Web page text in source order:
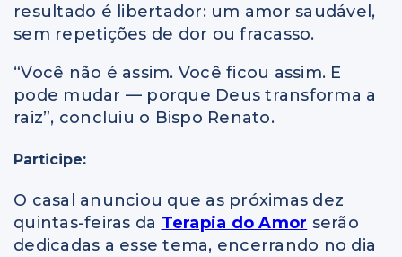
resultado é libertador: um amor saudável,
sem repetições de dor ou fracasso.
“Você não é assim. Você ficou assim. E
pode mudar — porque Deus transforma a
raiz”, concluiu o Bispo Renato.
Participe:
O casal anunciou que as próximas dez
quintas-feiras da Terapia do Amor serão
dedicadas a esse tema, encerrando no dia